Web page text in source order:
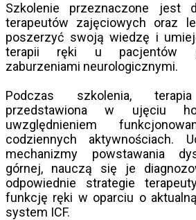
Szkolenie przeznaczone jest
terapeutów zajęciowych oraz
poszerzyć swoją wiedzę i
terapii ręki u pacjentów
zaburzeniami neurologicznymi.
Podczas szkolenia,
przedstawiona w ujęciu
uwzględnieniem
codziennych aktywnościach.
mechanizmy powstawania
górnej, nauczą się je
odpowiednie strategie
funkcję ręki w oparciu o
system ICF.